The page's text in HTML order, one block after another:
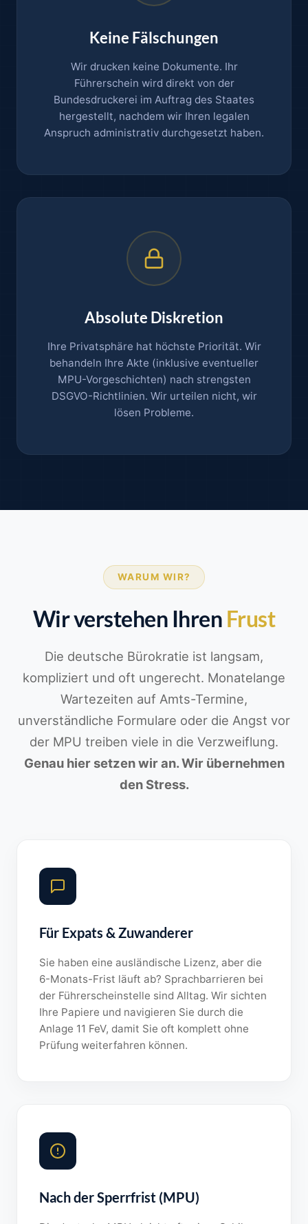
Keine Fälschungen
Wir drucken keine Dokumente. Ihr
Führerschein wird direkt von der
Bundesdruckerei im Auftrag des Staates
hergestellt, nachdem wir Ihren legalen
Anspruch administrativ durchgesetzt haben.
Absolute Diskretion
Ihre Privatsphäre hat höchste Priorität. Wir
behandeln Ihre Akte (inklusive eventueller
MPU-Vorgeschichten) nach strengsten
DSGVO-Richtlinien. Wir urteilen nicht, wir
lösen Probleme.
WARUM WIR?
Wir verstehen Ihren Frust
Die deutsche Bürokratie ist langsam,
kompliziert und oft ungerecht. Monatelange
Wartezeiten auf Amts-Termine,
unverständliche Formulare oder die Angst vor
der MPU treiben viele in die Verzweiflung.
Genau hier setzen wir an. Wir übernehmen
den Stress.
Für Expats & Zuwanderer
Sie haben eine ausländische Lizenz, aber die
6-Monats-Frist läuft ab? Sprachbarrieren bei
der Führerscheinstelle sind Alltag. Wir sichten
Ihre Papiere und navigieren Sie durch die
Anlage 11 FeV, damit Sie oft komplett ohne
Prüfung weiterfahren können.
Nach der Sperrfrist (MPU)